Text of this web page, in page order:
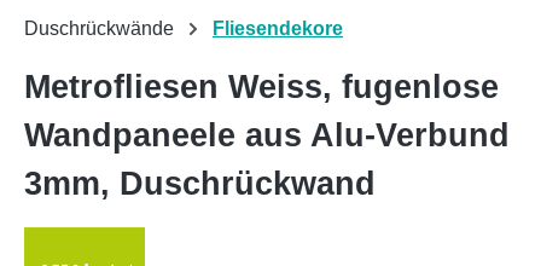
Duschrückwände Fliesendekore
Metrofliesen Weiss, fugenlose
Wandpaneele aus Alu-Verbund
3mm, Duschrückwand